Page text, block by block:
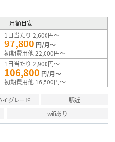
月額目安
1日当たり 2,600円～
97,800 円/月～
初期費用他 22,000円～
1日当たり 2,900円～
106,800 円/月～
初期費用他 16,500円～
イグレード
駅近
wifiあり